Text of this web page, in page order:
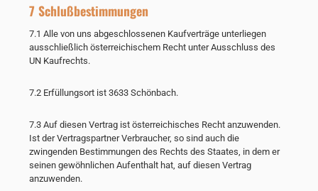
7 Schlußbestimmungen
7.1 Alle von uns abgeschlossenen Kaufverträge unterliegen
ausschließlich österreichischem Recht unter Ausschluss des
UN Kaufrechts.
7.2 Erfüllungsort ist 3633 Schönbach.
7.3 Auf diesen Vertrag ist österreichisches Recht anzuwenden.
Ist der Vertragspartner Verbraucher, so sind auch die
zwingenden Bestimmungen des Rechts des Staates, in dem er
seinen gewöhnlichen Aufenthalt hat, auf diesen Vertrag
anzuwenden.